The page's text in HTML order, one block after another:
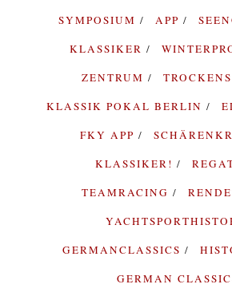
SYMPOSIUM
APP
KLASSIKER
ZENTRUM
KLASSIK POKAL BERLIN
FKY APP
KLASSIKER!
TEAMRACING
GERMANCLASSICS
GERMAN